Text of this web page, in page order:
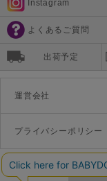
Instagram
よくあるご質問
出荷予定
運営会社
プライバシーポリシー